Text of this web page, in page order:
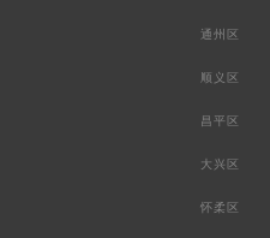
通州区
顺义区
昌平区
大兴区
怀柔区